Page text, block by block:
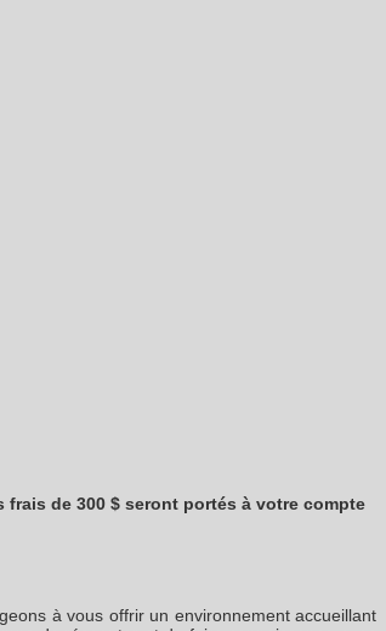
de 300 $ seront portés à votre compte
à vous offrir un environnement accueillant